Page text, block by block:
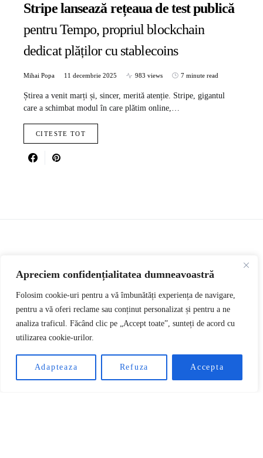
Apreciem confidențialitatea dumneavoastră
Folosim cookie-uri pentru a vă îmbunătăți experiența de navigare,
pentru a vă oferi reclame sau conținut personalizat și pentru a ne
analiza traficul. Făcând clic pe „Accept toate”, sunteți de acord cu
utilizarea cookie-urilor.
Adapteaza Refuza Accepta
Stripe lansează rețeaua de test publică
pentru Tempo, propriul blockchain
dedicat plăților cu stablecoins
Mihai Popa 11 decembrie 2025 983 views 7 minute read
Știrea a venit marți și, sincer, merită atenție. Stripe, gigantul
care a schimbat modul în care plătim online,…
CITESTE TOT
Trei altcoins pe care
le cumpără investitorii
mari înainte de
RO